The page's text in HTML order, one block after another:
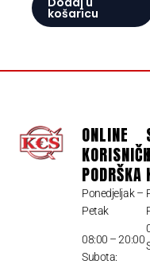
košaricu
ONLINE
PODRŠKA
Ponedjeljak –
Petak
08:00 – 20:00
Subota: